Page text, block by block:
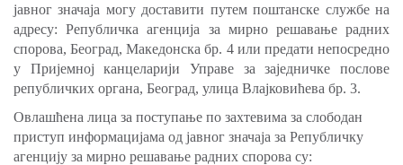
јавног значаја могу доставити путем поштанске службе на
адресу: Републичка агенција за мирно решавање радних
спорова, Београд, Македонска бр. 4 или предати непосредно
у Пријемној канцеларији Управе за заједничке послове
републичких органа, Београд, улица Влајковићева бр. 3.
Овлашћена лица за поступање по захтевима за слободан
приступ информацијама од јавног значаја за Републичку
агенцију за мирно решавање радних спорова су: